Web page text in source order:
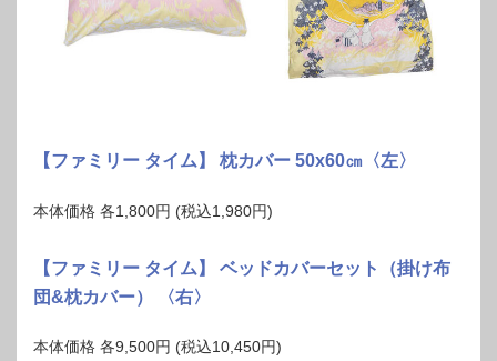
【ファミリー タイム】 枕カバー 50x60㎝〈左〉
本体価格 各1,800円 (税込1,980円)
【ファミリー タイム】 ベッドカバーセット（掛け布
団&枕カバー） 〈右〉
本体価格 各9,500円 (税込10,450円)